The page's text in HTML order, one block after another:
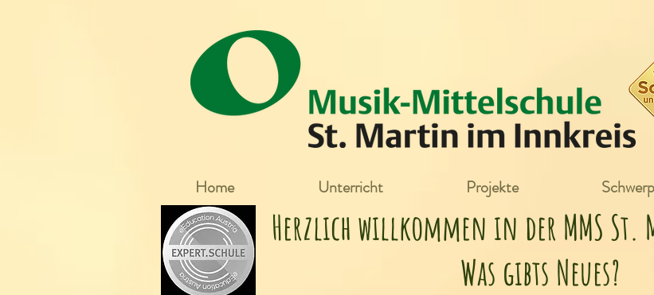
Herzlich willkommen in der
Was gibts Neues?
Home Unterricht Projekte